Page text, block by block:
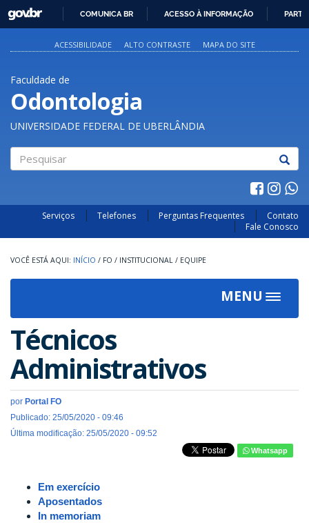
PARA
O
GOVBR
COMUNICA BR ACESSO À INFORMAÇÃO
ACESSIBILIDADE ALTO CONTRASTE MAPA DO SITE
Faculdade de
Odontologia
UNIVERSIDADE FEDERAL DE UBERLÂNDIA
Serviços Telefones Perguntas Frequentes
Contato
Fale Conosco
INÍCIO / FO / INSTITUCIONAL / EQUIPE
MENU
Toggle
Técnicos
Administrativos
por Portal FO
Publicado: 25/05/2020 - 09:46
Última modificação: 25/05/2020 - 09:52
Whatsapp
Em exercício
Aposentados
In memoriam